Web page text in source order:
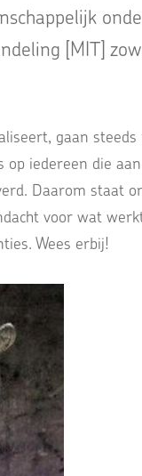
[MIT]
gaan
iedereen die
Daarom staat
voor wat
Wees erbij!